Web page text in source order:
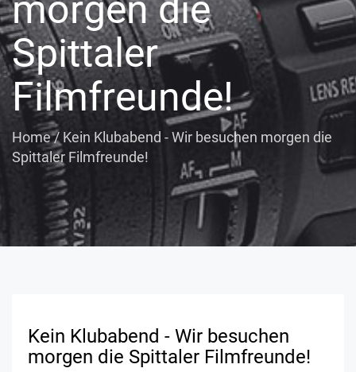
morgen die
Spittaler
Filmfreunde!
Home/ Kein Klubabend - Wir besuchen morgen die
Spittaler Filmfreunde!
Kein Klubabend - Wir besuchen
morgen die Spittaler Filmfreunde!